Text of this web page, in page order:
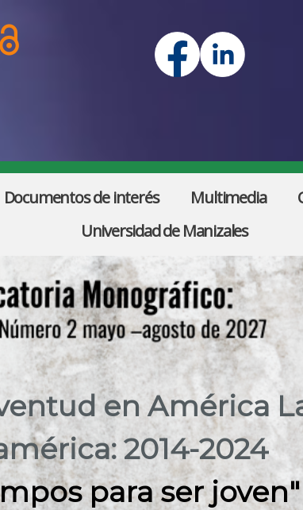
Documentos de interés Multimedia
Universidad de Manizales
en América
2014-2024
para ser joven"